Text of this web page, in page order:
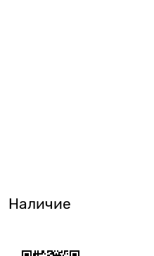
Наличие